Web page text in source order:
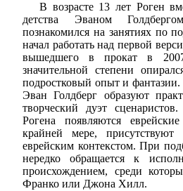
В возрасте 13 лет Роген
детства Эваном
познакомился на занятиях по
начал работать над первой
вышедшего в прокат в
значительной степени
подростковый опыт и
Эван Голдберг образуют
творческий дуэт
Рогена появляются
крайней мере,
еврейским контекстом. При
нередко обращается к
происхождением, среди
Франко или Джона Хилл.